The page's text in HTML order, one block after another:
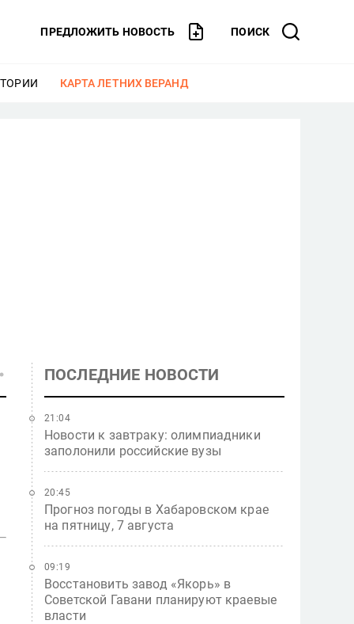
ПРЕДЛОЖИТЬ НОВОСТЬ ПОИСК
ЕЩЕ
КАРТА ЛЕТНИХ ВЕРАНД
ПОСЛЕДНИЕ НОВОСТИ
Новости к завтраку: олимпиадники
заполонили российские вузы
21:04
Прогноз погоды в Хабаровском крае
на пятницу, 7 августа
20:45
Восстановить завод «Якорь» в
Советской Гавани планируют краевые
власти
09:19